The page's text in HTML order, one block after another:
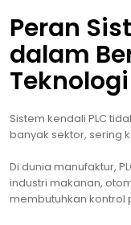
Peran
dalam
Teknologi
Sistem kendali PLC
banyak sektor, sering
Di dunia manufaktur,
industri makanan,
membutuhkan kontrol